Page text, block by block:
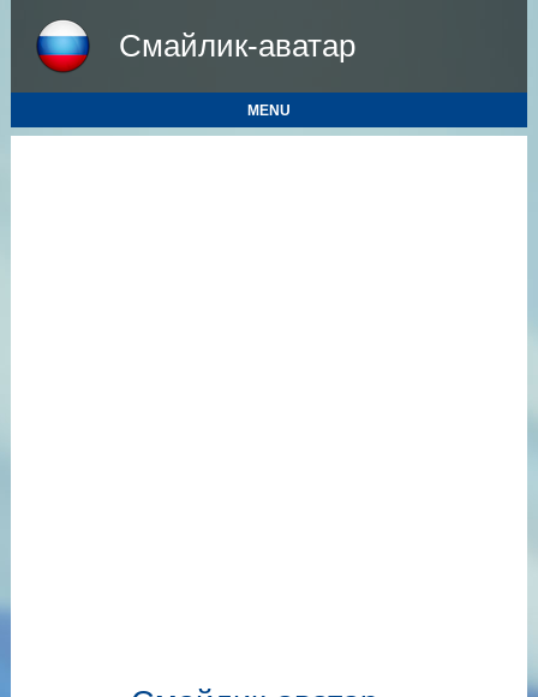
Смайлик-аватар
MENU